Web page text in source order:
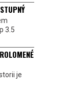
3.5
je